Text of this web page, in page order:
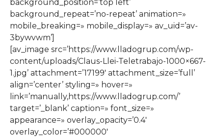
background_position=’top left’
background_repeat=’no-repeat’ animation=»
mobile_breaking=» mobile_display=» av_uid=’av-
3bywvwm’]
[av_image src=’https://www.lladogrup.com/wp-
content/uploads/Claus-Llei-Teletrabajo-1000×667-
1.jpg’ attachment=’17199′ attachment_size=’full’
align=’center’ styling=» hover=»
link=’manually,https://www.lladogrup.com/’
target=’_blank’ caption=» font_size=»
appearance=» overlay_opacity=’0.4′
overlay_color=’#000000′